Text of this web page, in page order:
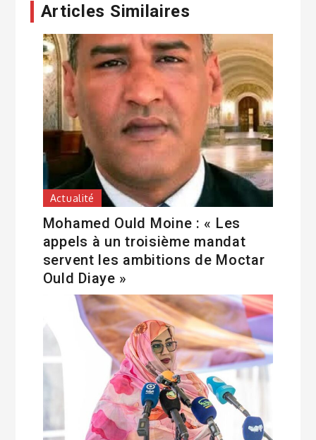
Articles Similaires
Actualité
Mohamed Ould Moine : « Les
appels à un troisième mandat
servent les ambitions de Moctar
Ould Diaye »